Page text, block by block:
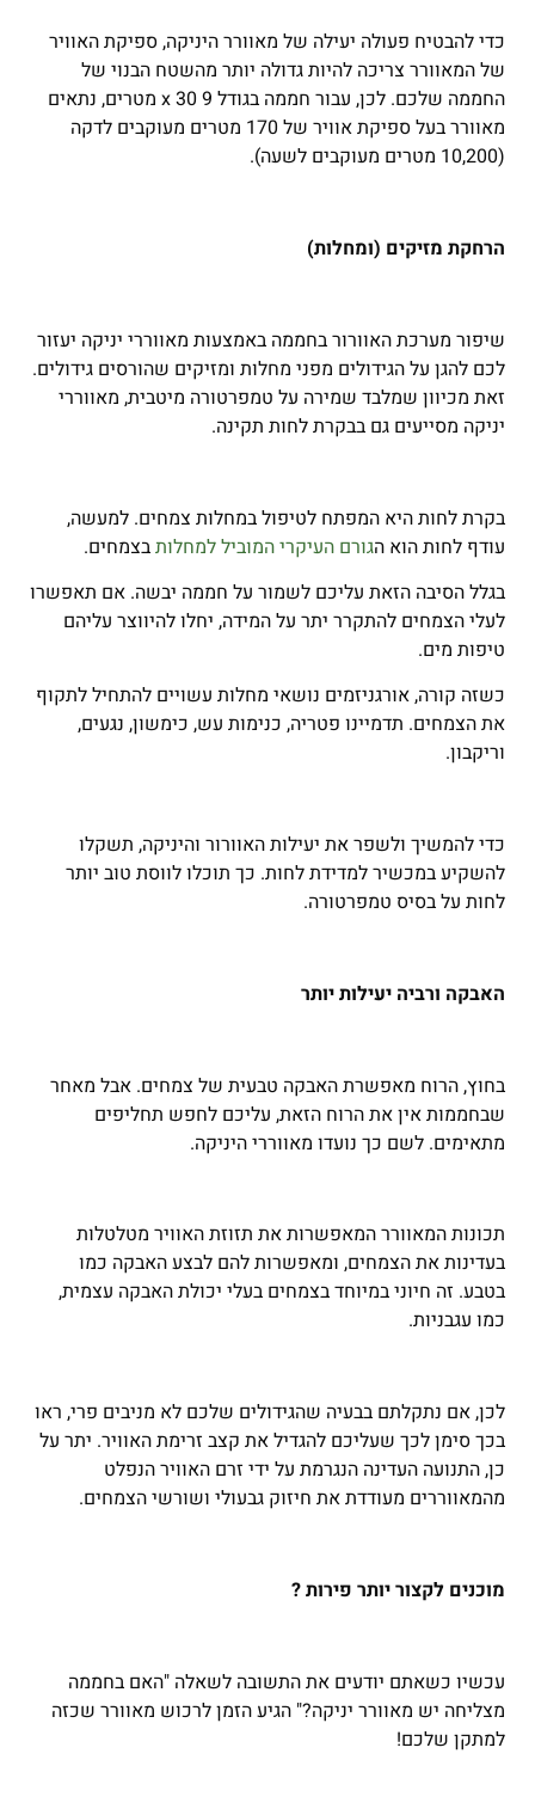
כדי להבטיח פעולה יעילה של מאוורר היניקה, ספיקת האוויר
של המאוורר צריכה להיות גדולה יותר מהשטח הבנוי של
החממה שלכם. לכן, עבור חממה בגודל 9 x 30 מטרים, נתאים
מאוורר בעל ספיקת אוויר של 170 מטרים מעוקבים לדקה
(10,200 מטרים מעוקבים לשעה).
הרחקת מזיקים (ומחלות)
שיפור מערכת האוורור בחממה באמצעות מאווררי יניקה יעזור
לכם להגן על הגידולים מפני מחלות ומזיקים שהורסים גידולים.
זאת מכיוון שמלבד שמירה על טמפרטורה מיטבית, מאווררי
יניקה מסייעים גם בבקרת לחות תקינה.
בקרת לחות היא המפתח לטיפול במחלות צמחים. למעשה,
עודף לחות הוא הגורם העיקרי המוביל למחלותבצמחים.
בגלל הסיבה הזאת עליכם לשמור על חממה יבשה. אם תאפשרו
לעלי הצמחים להתקרר יתר על המידה, יחלו להיווצר עליהם
טיפות מים.
כשזה קורה, אורגניזמים נושאי מחלות עשויים להתחיל לתקוף
את הצמחים. תדמיינו פטריה, כנימות עש, כימשון, נגעים,
וריקבון.
כדי להמשיך ולשפר את יעילות האוורור והיניקה, תשקלו
להשקיע במכשיר למדידת לחות. כך תוכלו לווסת טוב יותר
לחות על בסיס טמפרטורה.
האבקה ורביה יעילות יותר
בחוץ, הרוח מאפשרת האבקה טבעית של צמחים. אבל מאחר
שבחממות אין את הרוח הזאת, עליכם לחפש תחליפים
מתאימים. לשם כך נועדו מאווררי היניקה.
תכונות המאוורר המאפשרות את תזוזת האוויר מטלטלות
בעדינות את הצמחים, ומאפשרות להם לבצע האבקה כמו
בטבע. זה חיוני במיוחד בצמחים בעלי יכולת האבקה עצמית,
כמו עגבניות.
לכן, אם נתקלתם בבעיה שהגידולים שלכם לא מניבים פרי, ראו
בכך סימן לכך שעליכם להגדיל את קצב זרימת האוויר. יתר על
כן, התנועה העדינה הנגרמת על ידי זרם האוויר הנפלט
מהמאווררים מעודדת את חיזוק גבעולי ושורשי הצמחים.
מוכנים לקצור יותר פירות ?
עכשיו כשאתם יודעים את התשובה לשאלה "האם בחממה
מצליחה יש מאוורר יניקה?" הגיע הזמן לרכוש מאוורר שכזה
למתקן שלכם!